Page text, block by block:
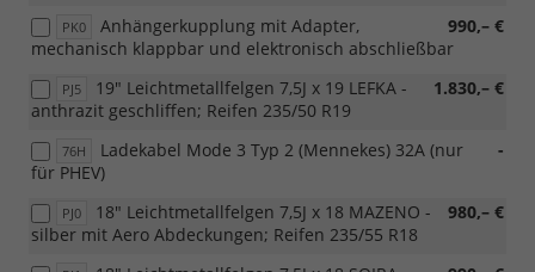
PK0 990,– €
Anhängerkupplung mit Adapter,
mechanisch klappbar und elektronisch abschließbar
PJ5 1.830,– €
19" Leichtmetallfelgen 7,5J x 19 LEFKA -
anthrazit geschliffen; Reifen 235/50 R19
76H -
Ladekabel Mode 3 Typ 2 (Mennekes) 32A (nur
für PHEV)
PJ0 980,– €
18" Leichtmetallfelgen 7,5J x 18 MAZENO -
silber mit Aero Abdeckungen; Reifen 235/55 R18